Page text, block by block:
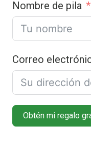
Nombre de pila
Correo
Obtén mi regalo